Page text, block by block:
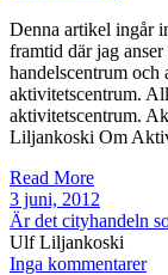
Denna artikel ingår
framtid där jag
handelscentrum och
aktivitetscentrum.
aktivitetscentrum.
Liljankoski Om
Read More
3 juni, 2012
Är det cityhandeln
Ulf Liljankoski
Inga kommentarer